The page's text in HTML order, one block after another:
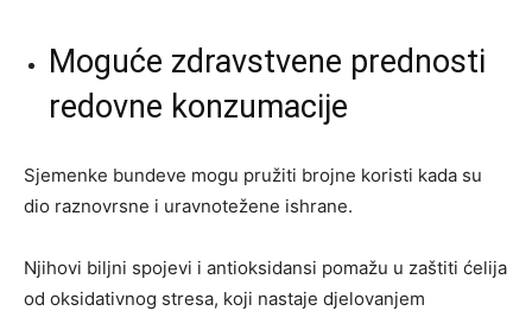
Moguće zdravstvene prednosti
redovne konzumacije
Sjemenke bundeve mogu pružiti brojne koristi kada su
dio raznovrsne i uravnotežene ishrane.
Njihovi biljni spojevi i antioksidansi pomažu u zaštiti ćelija
od oksidativnog stresa, koji nastaje djelovanjem